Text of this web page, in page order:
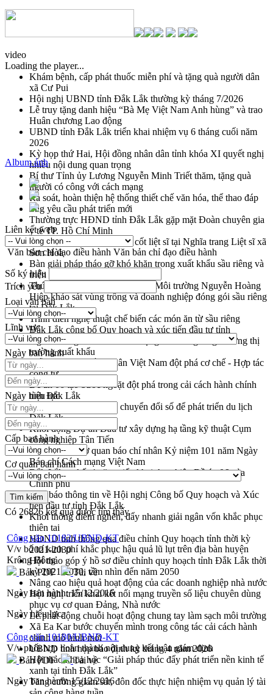
video
Loading the player...
Khám bệnh, cấp phát thuốc miễn phí và tặng quà người dân
xã Cư Pui
Hội nghị UBND tỉnh Đắk Lắk thường kỳ tháng 7/2026
Lễ truy tặng danh hiệu “Bà Mẹ Việt Nam Anh hùng” và trao
Huân chương Lao động
UBND tỉnh Đắk Lắk triển khai nhiệm vụ 6 tháng cuối năm
2026
Kỳ họp thứ Hai, Hội đồng nhân dân tỉnh khóa XI quyết nghị
nhiều nội dung quan trọng
Bí thư Tỉnh ủy Lương Nguyễn Minh Triết thăm, tặng quà
người có công với cách mạng
Rà soát, hoàn thiện hệ thống thiết chế văn hóa, thể thao đáp
ứng yêu cầu phát triển mới
Thường trực HĐND tỉnh Đắk Lắk gặp mặt Đoàn chuyên gia
y tế TP. Hồ Chí Minh
Lễ truy điệu và an táng hài cốt liệt sĩ tại Nghĩa trang Liệt sĩ xã
Sơn Hòa
Bàn giải pháp tháo gỡ khó khăn trong xuất khẩu sầu riêng và
triển khai quy định EUDR
Thứ trưởng Bộ Nông nghiệp và Môi trường Nguyễn Hoàng
Hiệp khảo sát vùng trồng và doanh nghiệp đóng gói sầu riêng
tại Đắk Lắk
Trình diễn nghệ thuật chế biến các món ăn từ sầu riêng
Đắk Lắk công bố Quy hoạch và xúc tiến đầu tư tỉnh
Ngành cá ngừ Đắk Lắk chủ động thích ứng để giữ vững thị
trường xuất khẩu
Diễn đàn Kinh tế tư nhân Việt Nam đột phá cơ chế - Hợp tác
công tư
Đề án 06 tạo bước ngoặt đột phá trong cải cách hành chính
tỉnh Đắk Lắk
Kết nối tour, đẩy mạnh chuyển đổi số để phát triển du lịch
Đắk Lắk
Khởi động Dự án Đầu tư xây dựng hạ tầng kỹ thuật Cụm
công nghiệp Tân Tiến
Gặp mặt các cơ quan báo chí nhân Kỷ niệm 101 năm Ngày
Báo chí Cách mạng Việt Nam
Đắk Lắk sơ kết 4 năm triển khai thực hiện Đề án 06 của
Chính phủ
Họp báo thông tin về Hội nghị Công bố Quy hoạch và Xúc
tiến đầu tư tỉnh Đắk Lắk
Khơi thông điểm nghẽn, đẩy nhanh giải ngân vốn khắc phục
thiên tai
HĐND tỉnh thông qua điều chỉnh Quy hoạch tỉnh thời kỳ
2021-2030
Hội thảo góp ý hồ sơ điều chỉnh quy hoạch tỉnh Đắk Lắk thời
kỳ 2021-2030, tầm nhìn đến năm 2050
Nâng cao hiệu quả hoạt động của các doanh nghiệp nhà nước
Hội nghị triển khai kết nối mạng truyền số liệu chuyên dùng
phục vụ cơ quan Đảng, Nhà nước
Lễ phát động chuỗi hoạt động chung tay làm sạch môi trường
Xã Ea Kar bước chuyển mình trong công tác cải cách hành
chính mô hình mới
UBND tỉnh họp báo định kỳ tháng 4 năm 2026
Hội thảo khoa học “Giải pháp thúc đẩy phát triển nền kinh tế
xanh tại tỉnh Đắk Lắk”
Tăng cường giám sát, đôn đốc thực hiện nhiệm vụ quản lý tài
Album ảnh
Liên kết web
Văn bản chỉ đạo điều hành Văn bản chỉ đạo điều hành
Số ký hiệu
Trích yếu
Loại văn bản
Lĩnh vực
Ngày ban hành
Ngày hiệu lực
Cấp ban hành
Cơ quan ban hành
Có 26826kết quả được tìm thấy
Công văn 10182/UBND-KT
V/v bố trí kinh phí khắc phục hậu quả lũ lụt trên địa bàn huyện
Krông Bông
Bản PDF
Tải về
Ngày ban hành:15/12/2016
Ngày hiệu lực:
Công văn 10180/UBND-KT
V/v phối hợp hoàn thành nội dung kết luận giám định
Bản PDF
Tải về
Ngày ban hành:15/12/2016